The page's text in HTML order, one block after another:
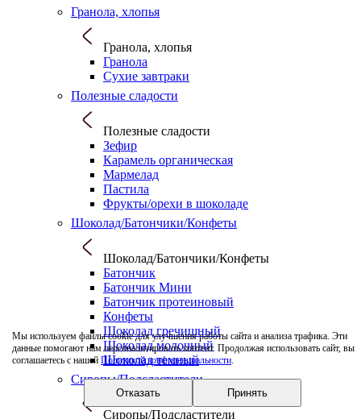
Мы используем файлы cookie для улучшения работы сайта и анализа трафика. Эти
данные помогают нам персонализировать контент. Продолжая использовать сайт, вы
соглашаетесь с нашей Политикой конфиденциальности.
Отказать Принять
Гранола, хлопья
Гранола, хлопья
Гранола
Сухие завтраки
Полезные сладости
Полезные сладости
Зефир
Карамель органическая
Мармелад
Пастила
Фрукты/орехи в шоколаде
Шоколад/Батончики/Конфеты
Шоколад/Батончики/Конфеты
Батончик
Батончик Мини
Батончик протеиновый
Конфеты
Шоколад гречишный
Шоколад молочный
Шоколад темный
Сиропы/Подсластители
Сиропы/Подсластители